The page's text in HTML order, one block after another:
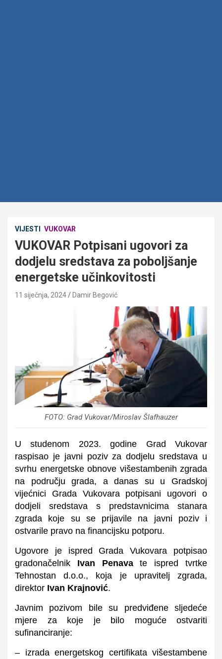
VIJESTI VUKOVAR
VUKOVAR Potpisani ugovori za
dodjelu sredstava za poboljšanje
energetske učinkovitosti
11 siječnja, 2024 Damir Begović
FOTO: Grad Vukovar/Miroslav Šlafhauzer
U studenom 2023. godine Grad Vukovar
raspisao je javni poziv za dodjelu sredstava u
svrhu energetske obnove višestambenih zgrada
na području grada, a danas su u Gradskoj
vijećnici Grada Vukovara potpisani ugovori o
dodjeli sredstava s predstavnicima stanara
zgrada koje su se prijavile na javni poziv i
ostvarile pravo na financijsku potporu.
Ugovore je ispred Grada Vukovara potpisao
gradonačelnik Ivan Penavate ispred tvrtke
Tehnostan d.o.o., koja je upravitelj zgrada,
direktor Ivan Krajnović.
Javnim pozivom bile su predviđene sljedeće
mjere za koje je bilo moguće ostvariti
sufinanciranje:
– izrada energetskog certifikata višestambene